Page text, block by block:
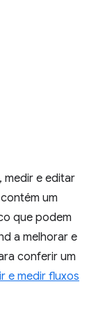
medir e editar
contém um
que podem
a melhorar e
conferir um
e medir fluxos